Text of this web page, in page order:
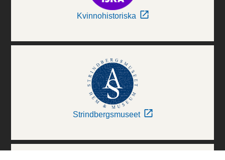
Kvinnohistoriska
Strindbergsmuseet